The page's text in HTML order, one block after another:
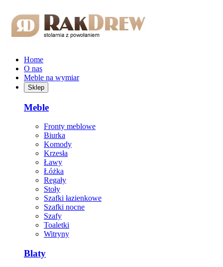
Home
O nas
Meble na wymiar
Sklep
Meble
Fronty meblowe
Biurka
Komody
Krzesła
Ławy
Łóżka
Regały
Stoły
Szafki łazienkowe
Szafki nocne
Szafy
Toaletki
Witryny
Blaty